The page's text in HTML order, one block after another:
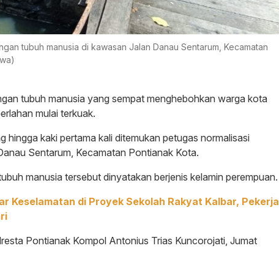
tubuh manusia di kawasan Jalan Danau Sentarum, Kecamatan
tubuh manusia yang sempat menghebohkan warga kota
mulai terkuak.
hingga kaki pertama kali ditemukan petugas normalisasi
Sentarum, Kecamatan Pontianak Kota.
manusia tersebut dinyatakan berjenis kelamin perempuan.
Keselamatan di Proyek Sekolah Rakyat Kalbar, Pekerja
Pontianak Kompol Antonius Trias Kuncorojati, Jumat